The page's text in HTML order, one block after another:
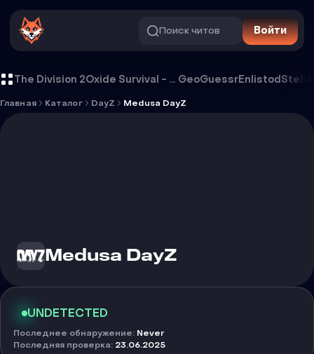
Поиск читов Войти
The Division 2 Oxide Survival - Rust Mobile GeoGuessrEnlistodStella
Главная Каталог DayZ Medusa DayZ
Medusa DayZ
UNDETECTED
Последнее обнаружение: Never
Последняя проверка: 23.06.2025